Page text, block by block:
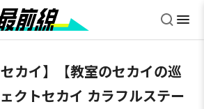
セカイ】【教室のセカイの巡
クトセカイ カラフルステー